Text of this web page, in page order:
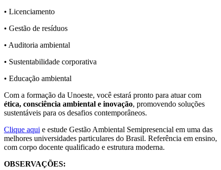
• Licenciamento
• Gestão de resíduos
• Auditoria ambiental
• Sustentabilidade corporativa
• Educação ambiental
Com a formação da Unoeste, você estará pronto para atuar com
ética, consciência ambiental e inovação, promovendo soluções
sustentáveis para os desafios contemporâneos.
Clique aqui e estude Gestão Ambiental Semipresencial em uma das
melhores universidades particulares do Brasil. Referência em ensino,
com corpo docente qualificado e estrutura moderna.
OBSERVAÇÕES: